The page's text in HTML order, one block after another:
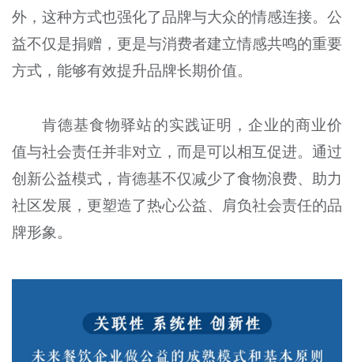
外，这种方式也强化了品牌与大众的情感连接。公
益不仅是捐赠，更是与消费者建立情感共鸣的重要
方式，能够有效提升品牌长期价值。
肯德基食物驿站的实践证明，企业的商业价
值与社会责任并非对立，而是可以相互促进。通过
创新公益模式，肯德基不仅减少了食物浪费、助力
社区发展，更塑造了热心公益、肩负社会责任的品
牌形象。